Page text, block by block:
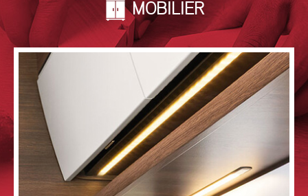
MOBILIER